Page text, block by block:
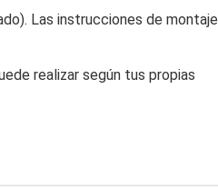
Las instrucciones de montaje
realizar según tus propias